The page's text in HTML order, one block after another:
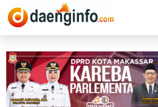
Lewati
ke